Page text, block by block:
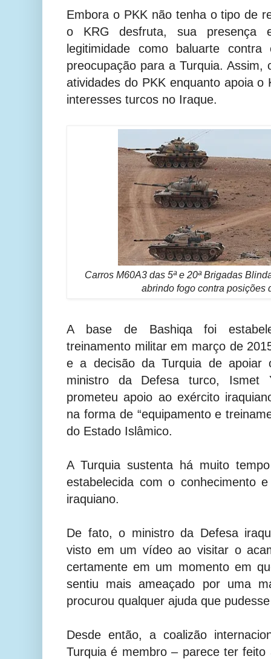
Embora o PKK não tenha o tipo de
o KRG desfruta, sua presença
legitimidade como baluarte
preocupação para a Turquia. Assim,
atividades do PKK enquanto apoia o
interesses turcos no Iraque.
Carros M60A3 das 5ª e 20ª Brigadas
abrindo fogo contra posições
A base de Bashiqa foi
treinamento militar em março de
e a decisão da Turquia de
ministro da Defesa turco, Ismet
prometeu apoio ao exército
na forma de “equipamento e
do Estado Islâmico.
A Turquia sustenta há muito
estabelecida com o conhecimento
iraquiano.
De fato, o ministro da Defesa
visto em um vídeo ao visitar o
certamente em um momento em
sentiu mais ameaçado por uma
procurou qualquer ajuda que
Desde então, a coalizão
Turquia é membro – parece ter feito